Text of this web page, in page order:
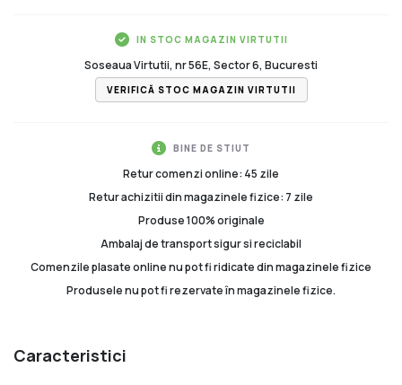
IN STOC MAGAZIN VIRTUTII
Soseaua Virtutii, nr 56E, Sector 6, Bucuresti
VERIFICĂ STOC MAGAZIN VIRTUTII
BINE DE STIUT
Retur comenzi online: 45 zile
Retur achizitii din magazinele fizice: 7 zile
Produse 100% originale
Ambalaj de transport sigur si reciclabil
Comenzile plasate online nu pot fi ridicate din magazinele fizice
Produsele nu pot fi rezervate în magazinele fizice.
Caracteristici